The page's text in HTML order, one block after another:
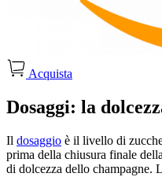
Acquista
Dosaggi: la
Il dosaggio è il livello di
prima della chiusura finale
di dolcezza dello champagne.